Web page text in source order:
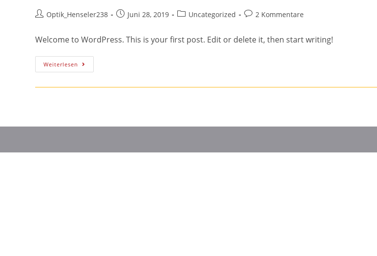
Beitrags-
Optik_Henseler238
BeitragJuni 28, 2019
Beitrags-
Uncategorized
Beitrags-
2 Kommentare
Welcome to WordPress. This is your first post. Edit or delete it, then start writing!
Weiterlesen
world!